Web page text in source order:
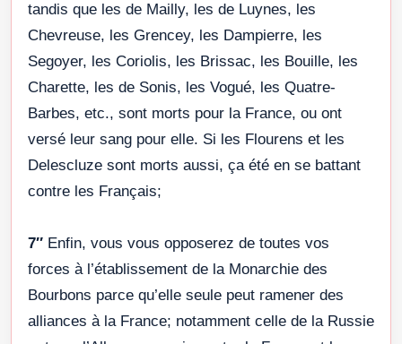
tandis que les de Mailly, les de Luynes, les
Chevreuse, les Grencey, les Dampierre, les
Segoyer, les Coriolis, les Brissac, les Bouille, les
Charette, les de Sonis, les Vogué, les Quatre-
Barbes, etc., sont morts pour la France, ou ont
versé leur sang pour elle. Si les Flourens et les
Delescluze sont morts aussi, ça été en se battant
contre les Français;
7″ Enfin, vous vous opposerez de toutes vos
forces à l’établissement de la Monarchie des
Bourbons parce qu’elle seule peut ramener des
alliances à la France; notamment celle de la Russie